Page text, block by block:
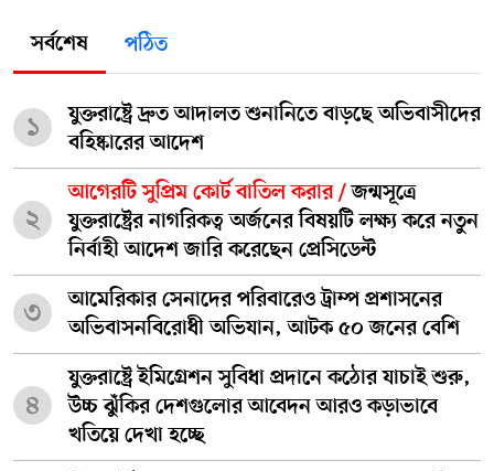
সর্বশেষ পঠিত
১
যুক্তরাষ্ট্রে দ্রুত আদালত শুনানিতে বাড়ছে অভিবাসীদের
বহিষ্কারের আদেশ
২
আগেরটি সুপ্রিম কোর্ট বাতিল করার /জন্মসূত্রে
যুক্তরাষ্ট্রের নাগরিকত্ব অর্জনের বিষয়টি লক্ষ্য করে নতুন
নির্বাহী আদেশ জারি করেছেন প্রেসিডেন্ট
৩
আমেরিকার সেনাদের পরিবারেও ট্রাম্প প্রশাসনের
অভিবাসনবিরোধী অভিযান, আটক ৫০ জনের বেশি
৪
যুক্তরাষ্ট্রে ইমিগ্রেশন সুবিধা প্রদানে কঠোর যাচাই শুরু,
উচ্চ ঝুঁকির দেশগুলোর আবেদন আরও কড়াভাবে
খতিয়ে দেখা হচ্ছে